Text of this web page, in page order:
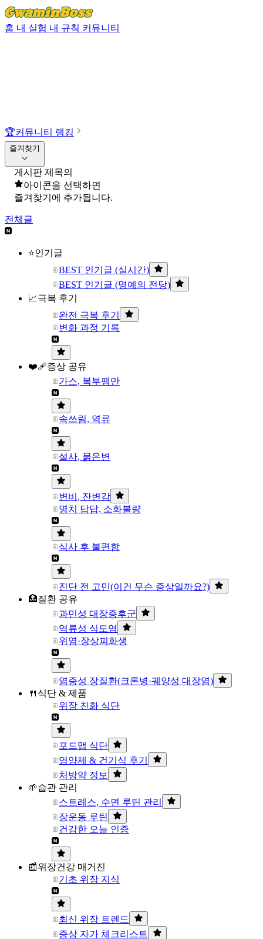
홈 내 실험 내 규칙 커뮤니티
🏆커뮤니티 랭킹
즐겨찾기
게시판 제목의
아이콘을 선택하면
즐겨찾기에 추가됩니다.
전체글
⭐인기글
BEST 인기글 (실시간)
BEST 인기글 (명예의 전당)
📈극복 후기
완전 극복 후기
변화 과정 기록
❤️‍🩹증상 공유
가스, 복부팽만
속쓰림, 역류
설사, 묽은변
변비, 잔변감
명치 답답, 소화불량
식사 후 불편함
진단 전 고민(이건 무슨 증상일까요?)
🏥질환 공유
과민성 대장증후군
역류성 식도염
위염·장상피화생
염증성 장질환(크론병·궤양성 대장염)
🍴식단 & 제품
위장 친화 식단
포드맵 식단
영양제 & 건기식 후기
처방약 정보
🌱습관 관리
스트레스, 수면 루틴 관리
장운동 루틴
건강한 오늘 인증
📰위장건강 매거진
기초 위장 지식
최신 위장 트렌드
증상 자가 체크리스트